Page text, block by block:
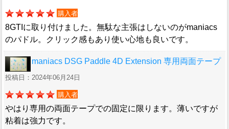
購入者
8GTIに取り付けました。無駄な主張はしないのがmaniacs
のパドル。クリック感もあり使い心地も良いです。
maniacs DSG Paddle 4D Extension 専用両面テープ
投稿日：2024年06月24日
購入者
やはり専用の両面テープでの固定に限ります。薄いですが
粘着は強力です。